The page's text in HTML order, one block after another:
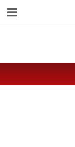
ГИБКИЕ
/
60см